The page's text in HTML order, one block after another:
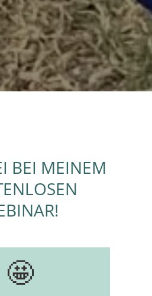
BEI MEINEM
🤩